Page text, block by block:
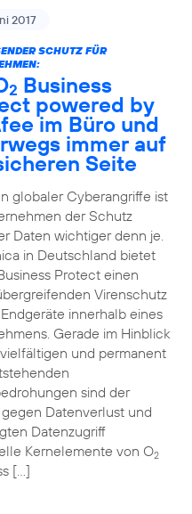
2017
SCHUTZ FÜR
2 Business
powered by
im Büro und
immer auf
Seite
globaler Cyberangriffe ist
der Schutz
Daten wichtiger denn je.
in Deutschland bietet
Protect einen
Virenschutz
innerhalb eines
Gerade im Hinblick
und permanent
sind der
Datenverlust und
Datenzugriff
Kernelemente von O2
[…]